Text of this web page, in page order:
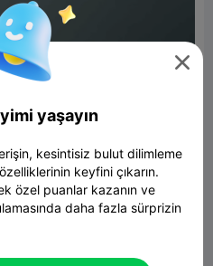

yaşayın
kesintisiz bulut dilimleme
keyfini çıkarın.
özel puanlar kazanın ve
daha fazla sürprizin